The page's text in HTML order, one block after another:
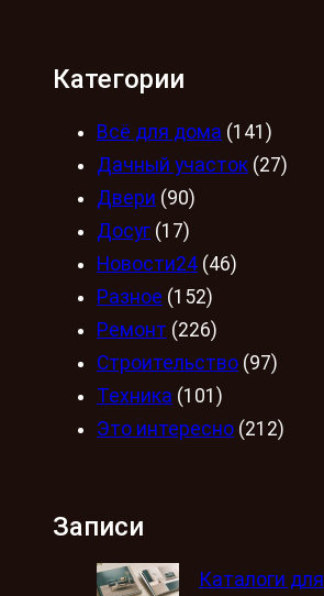
Категории
Всё для дома (141)
Дачный участок (27)
Двери (90)
Досуг (17)
Новости24 (46)
Разное (152)
Ремонт (226)
Строительство (97)
Техника (101)
Это интересно (212)
Записи
Каталоги для